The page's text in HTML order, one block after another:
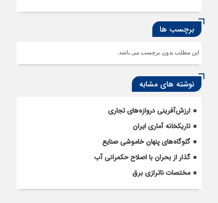
برچسب ها
این مطلب بدون برچسب می باشد.
نوشته های مشابه
ارزش‌آفرینی دروازه‌های تجاری
تاریکخانه آماری ایران
گلوگاه‌های پنهان خاموشی صنایع
گذار از بحران با اصلاح حکمرانی آب
مختصات ناترازی برق